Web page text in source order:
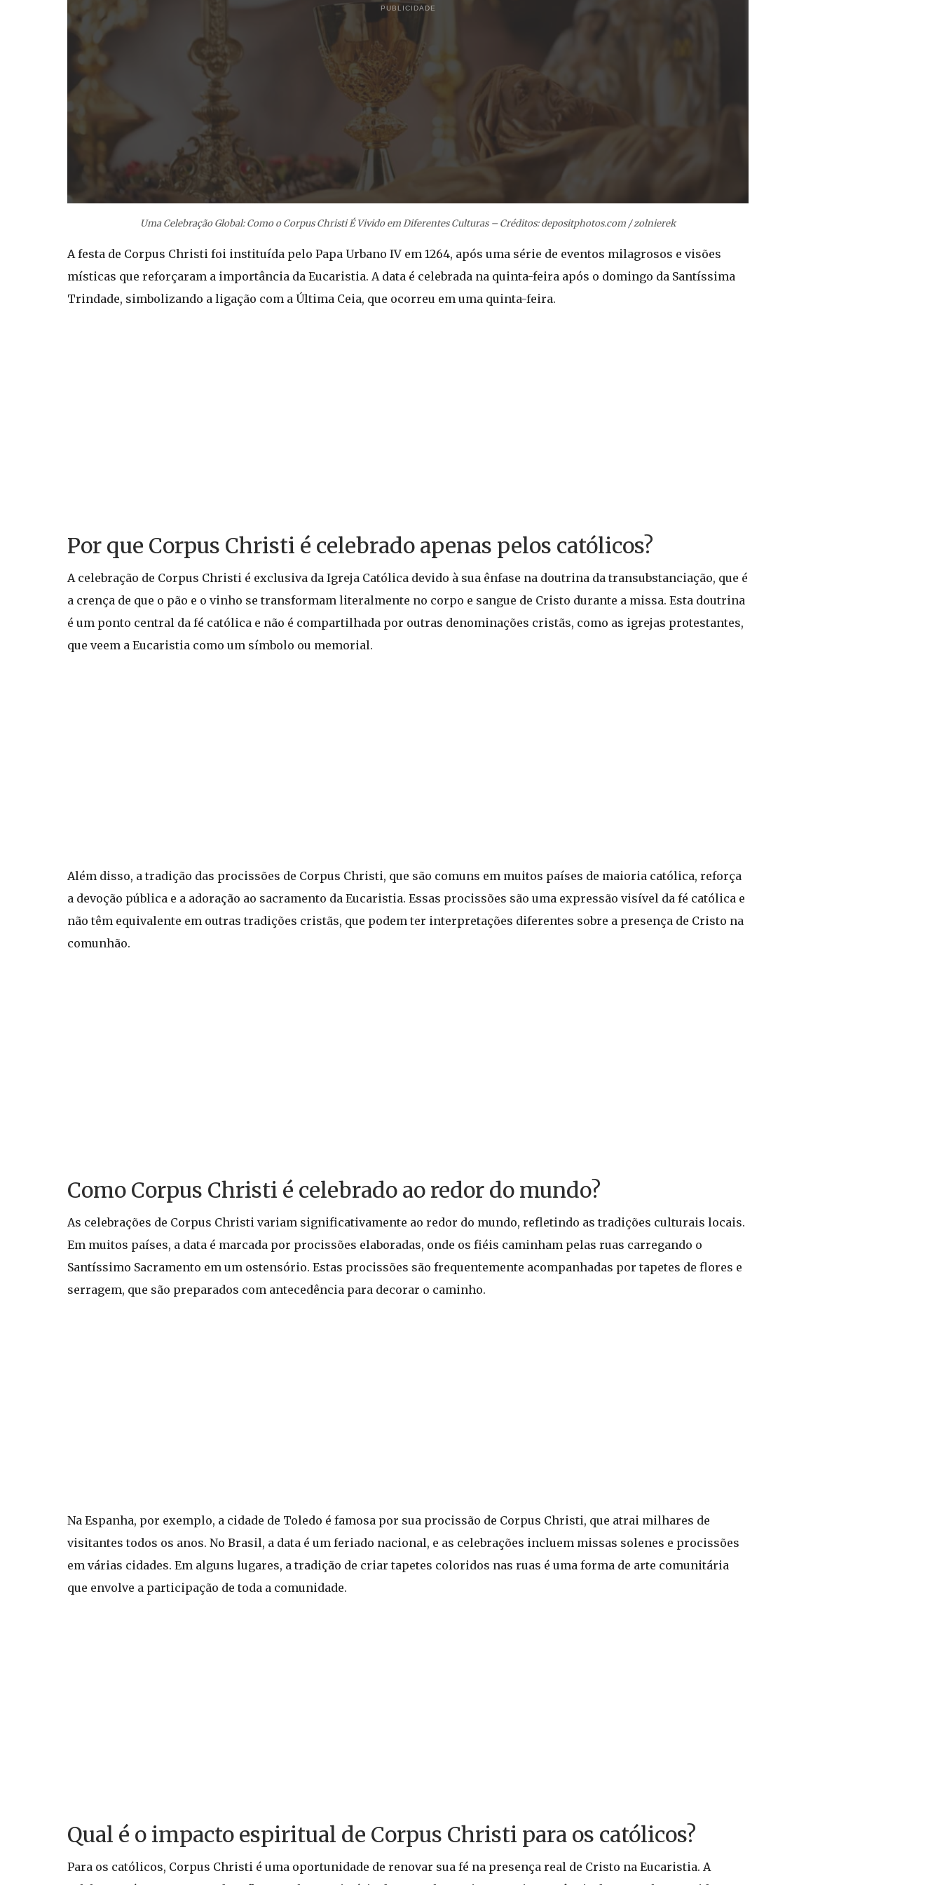
PUBLICIDADE
Uma Celebração Global: Como o Corpus Christi É Vivido em Diferentes Culturas – Créditos: depositphotos.com / zolnierek
A festa de Corpus Christi foi instituída pelo Papa Urbano IV em 1264, após uma série de eventos milagrosos e visões
místicas que reforçaram a importância da Eucaristia. A data é celebrada na quinta-feira após o domingo da Santíssima
Trindade, simbolizando a ligação com a Última Ceia, que ocorreu em uma quinta-feira.
Por que Corpus Christi é celebrado apenas pelos católicos?
A celebração de Corpus Christi é exclusiva da Igreja Católica devido à sua ênfase na doutrina da transubstanciação, que é
a crença de que o pão e o vinho se transformam literalmente no corpo e sangue de Cristo durante a missa. Esta doutrina
é um ponto central da fé católica e não é compartilhada por outras denominações cristãs, como as igrejas protestantes,
que veem a Eucaristia como um símbolo ou memorial.
Além disso, a tradição das procissões de Corpus Christi, que são comuns em muitos países de maioria católica, reforça
a devoção pública e a adoração ao sacramento da Eucaristia. Essas procissões são uma expressão visível da fé católica e
não têm equivalente em outras tradições cristãs, que podem ter interpretações diferentes sobre a presença de Cristo na
comunhão.
Como Corpus Christi é celebrado ao redor do mundo?
As celebrações de Corpus Christi variam significativamente ao redor do mundo, refletindo as tradições culturais locais.
Em muitos países, a data é marcada por procissões elaboradas, onde os fiéis caminham pelas ruas carregando o
Santíssimo Sacramento em um ostensório. Estas procissões são frequentemente acompanhadas por tapetes de flores e
serragem, que são preparados com antecedência para decorar o caminho.
Na Espanha, por exemplo, a cidade de Toledo é famosa por sua procissão de Corpus Christi, que atrai milhares de
visitantes todos os anos. No Brasil, a data é um feriado nacional, e as celebrações incluem missas solenes e procissões
em várias cidades. Em alguns lugares, a tradição de criar tapetes coloridos nas ruas é uma forma de arte comunitária
que envolve a participação de toda a comunidade.
Qual é o impacto espiritual de Corpus Christi para os católicos?
Para os católicos, Corpus Christi é uma oportunidade de renovar sua fé na presença real de Cristo na Eucaristia. A